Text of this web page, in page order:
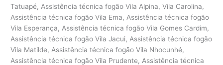
Tatuapé, Assistência técnica fogão Vila Alpina, Vila Carolina,
Assistência técnica fogão Vila Ema, Assistência técnica fogão
Vila Esperança, Assistência técnica fogão Vila Gomes Cardim,
Assistência técnica fogão Vila Jacui, Assistência técnica fogão
Vila Matilde, Assistência técnica fogão Vila Nhocunhé,
Assistência técnica fogão Vila Prudente, Assistência técnica